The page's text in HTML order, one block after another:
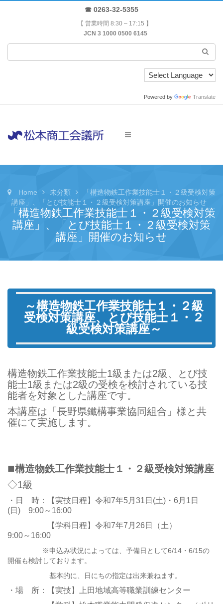
☎ 0263-32-5355
【 営業時間 8:30 – 17:15 】
JCN 3 1000 0500 6145
Powered by Translate
Home 未分類
「構造物鉄工作業技能士１・２級受検対策
講座」、「とび技能士１・２級受検対策講座」開催のお知らせ
「構造物鉄工作業技能士１・２級受検対策
講座」、「とび技能士１・２級受検対策
講座」開催のお知らせ
～構造物鉄工作業技能士１・２級
受検対策講座、とび技能士１・２
級受検対策講座～
構造物鉄工作業技能士1級または2級、とび技
能士1級または2級の受検を検討されている技
能者を対象とした講座です。
本講座は「長野県鐵構事業協同組合」様と共
催にて実施します。
■構造物鉄工作業技能士１・２級受検対策講座
◇1級
・日 時：【実技日程】令和7年5月31日(土)・6月1日
(日) 9:00～16:00
【学科日程】令和7年7月26日（土）
9:00～16:00
※申込み状況によっては、予備日として6/14・6/15の
開催も検討しております。
基本的に、日にちの指定は出来兼ねます。
・場 所：【実技】上田地域高等職業訓練センター